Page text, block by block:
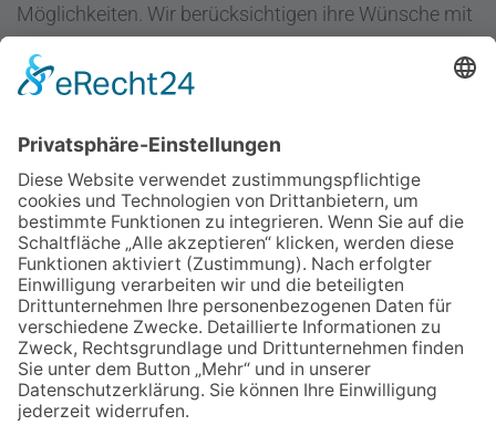
Möglichkeiten. Wir berücksichtigen ihre Wünsche mit
dem Ziel "Hilfe zur Selbsthilfe".
Regenbogen Duisburg gGmbH
47051 Duisburg
Telefon 0203/300 36-0
Fax 0203/300 36-20
info@regenbogen-duisburg.de
Facebook
Instagram
Youtube